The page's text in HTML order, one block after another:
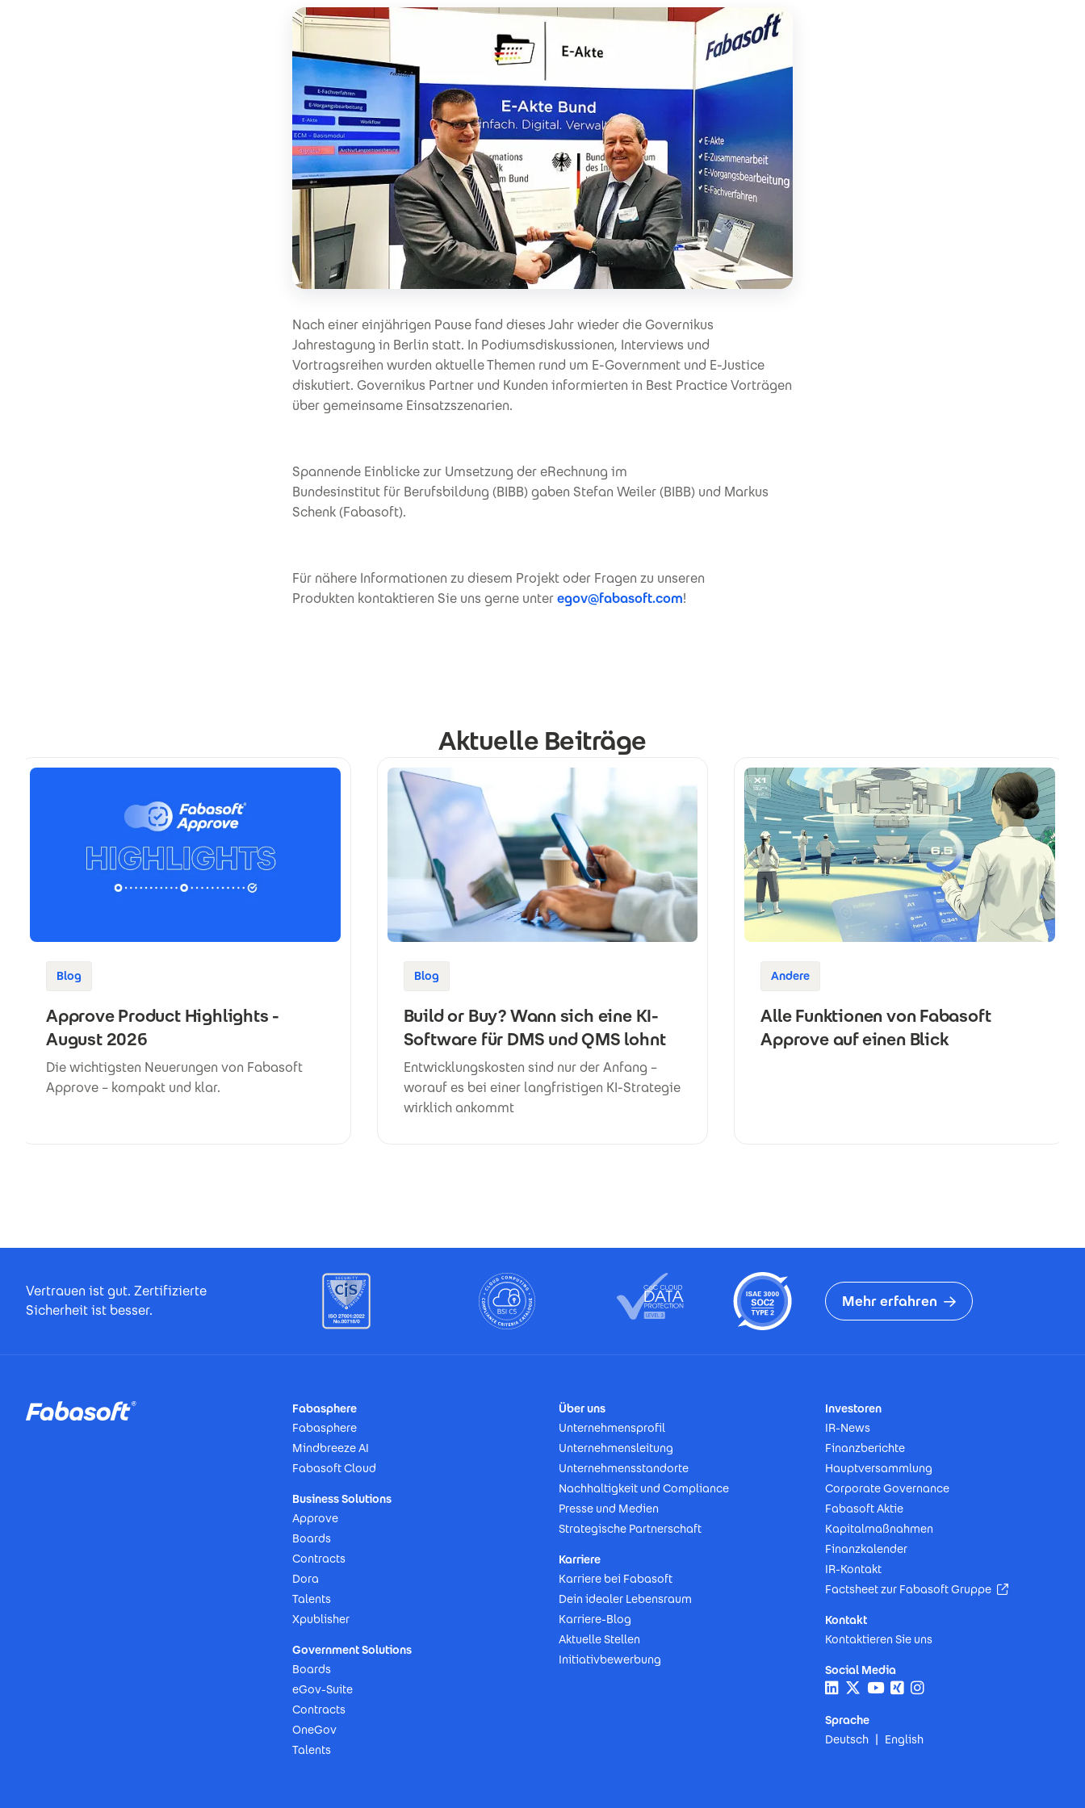
Nach einer einjährigen Pause fand dieses Jahr wieder die Governikus
Jahrestagung in Berlin statt. In Podiumsdiskussionen, Interviews und
Vortragsreihen wurden aktuelle Themen rund um E-Government und E-Justice
diskutiert. Governikus Partner und Kunden informierten in Best Practice Vorträgen
über gemeinsame Einsatzszenarien.
Spannende Einblicke zur Umsetzung der eRechnung im
Bundesinstitut für Berufsbildung (BIBB) gaben Stefan Weiler (BIBB) und Markus
Schenk (Fabasoft).
Für nähere Informationen zu diesem Projekt oder Fragen zu unseren
Produkten kontaktieren Sie uns gerne unteregov@fabasoft.com!
Aktuelle Beiträge
Blog
Approve Product Highlights -
August 2026
Die wichtigsten Neuerungen von Fabasoft
Approve – kompakt und klar.
Blog
Build or Buy? Wann sich eine KI-
Software für DMS und QMS lohnt
Entwicklungskosten sind nur der Anfang –
worauf es bei einer langfristigen KI-Strategie
wirklich ankommt
Andere
Alle Funktionen von Fabasoft
Approve auf einen Blick
Vertrauen ist gut. Zertifizierte
Sicherheit ist besser.
Mehr erfahren
Fabasphere
Fabasphere
Mindbreeze AI
Fabasoft Cloud
Business Solutions
Approve
Boards
Contracts
Dora
Talents
Xpublisher
Government Solutions
Boards
eGov-Suite
Contracts
OneGov
Talents
Über uns
Unternehmensprofil
Unternehmensleitung
Unternehmensstandorte
Nachhaltigkeit und Compliance
Presse und Medien
Strategische Partnerschaft
Karriere
Karriere bei Fabasoft
Dein idealer Lebensraum
Karriere-Blog
Aktuelle Stellen
Initiativbewerbung
Investoren
IR-News
Finanzberichte
Hauptversammlung
Corporate Governance
Fabasoft Aktie
Kapitalmaßnahmen
Finanzkalender
IR-Kontakt
Factsheet zur Fabasoft Gruppe
(Öffnet in
Kontakt
Kontaktieren Sie uns
Social Media
Sprache
Deutsch
English